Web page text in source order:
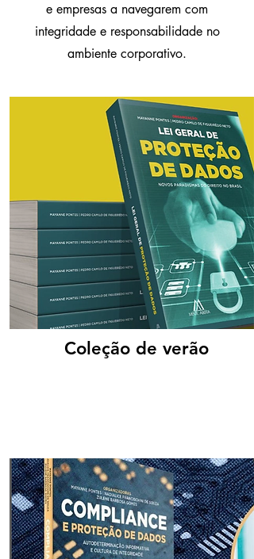
e empresas a navegarem com
integridade e responsabilidade no
ambiente corporativo.
Coleção de verão